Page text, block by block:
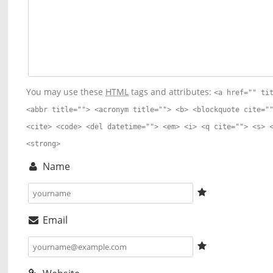
You may use these HTML tags and attributes:<a href=""
<abbr title=""> <acronym title=""> <b> <blockquote
<cite> <code> <del datetime=""> <em> <i> <q cite=""> <s>
<strong>
Name
Email